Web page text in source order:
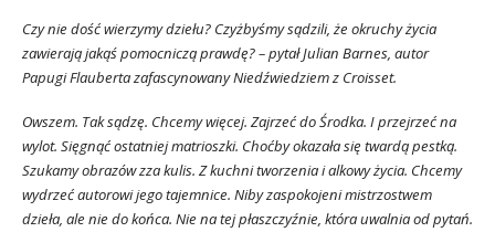
Czy nie dość wierzymy dziełu? Czyżbyśmy sądzili, że okruchy życia
zawierają jakąś pomocniczą prawdę? – pytał Julian Barnes, autor
Papugi Flauberta zafascynowany Niedźwiedziem z Croisset.
Owszem. Tak sądzę. Chcemy więcej. Zajrzeć do Środka. I przejrzeć na
wylot. Sięgnąć ostatniej matrioszki. Choćby okazała się twardą pestką.
Szukamy obrazów zza kulis. Z kuchni tworzenia i alkowy życia. Chcemy
wydrzeć autorowi jego tajemnice. Niby zaspokojeni mistrzostwem
dzieła, ale nie do końca. Nie na tej płaszczyźnie, która uwalnia od pytań.